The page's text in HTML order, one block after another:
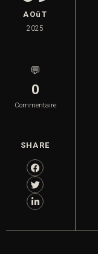
AOûT
2025
💬
0
Commentaire
SHARE